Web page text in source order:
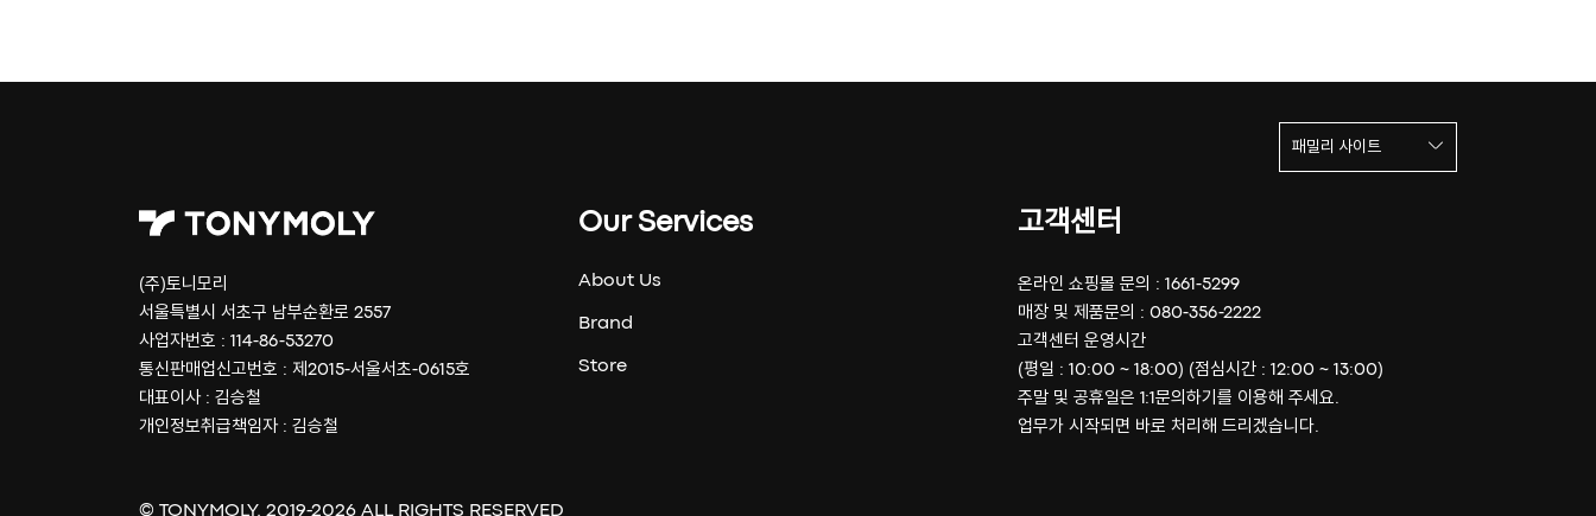
(주)토니모리
서울특별시 서초구 남부순환로 2557
사업자번호 : 114-86-53270
통신판매업신고번호 : 제2015-서울서초-0615호
대표이사 : 김승철
개인정보취급책임자 : 김승철
Our Services
About Us
Brand
Store
고객센터
온라인 쇼핑몰 문의 : 1661-5299
매장 및 제품문의 : 080-356-2222
고객센터 운영시간
(평일 : 10:00 ~ 18:00) (점심시간 : 12:00 ~ 13:00)
주말 및 공휴일은 1:1문의하기를 이용해 주세요.
업무가 시작되면 바로 처리해 드리겠습니다.
패밀리 사이트
© TONYMOLY. 2019-2026 ALL RIGHTS RESERVED